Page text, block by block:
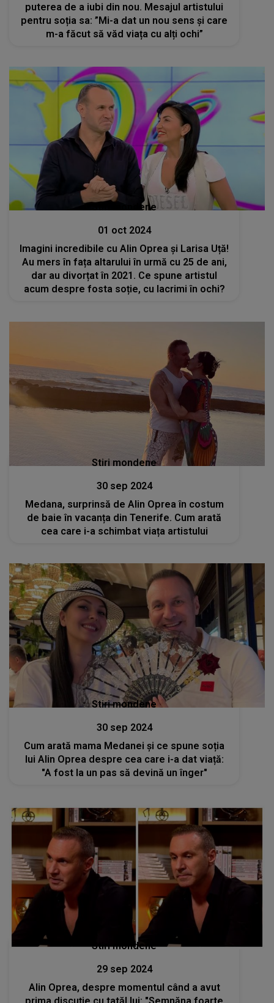
puterea de a iubi din nou. Mesajul artistului
pentru soția sa: ”Mi-a dat un nou sens și care
m-a făcut să văd viața cu alți ochi”
Stiri mondene
01 oct 2024
Imagini incredibile cu Alin Oprea și Larisa Uță!
Au mers în fața altarului în urmă cu 25 de ani,
dar au divorțat în 2021. Ce spune artistul
acum despre fosta soție, cu lacrimi în ochi?
Stiri mondene
30 sep 2024
Medana, surprinsă de Alin Oprea în costum
de baie în vacanța din Tenerife. Cum arată
cea care i-a schimbat viața artistului
Stiri mondene
30 sep 2024
Cum arată mama Medanei și ce spune soția
lui Alin Oprea despre cea care i-a dat viață:
"A fost la un pas să devină un înger"
Stiri mondene
29 sep 2024
Alin Oprea, despre momentul când a avut